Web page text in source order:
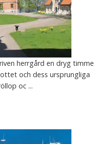
herrgård en dryg timme
och dess ursprungliga
oc ...